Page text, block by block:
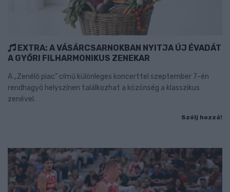
EXTRA: A VÁSÁRCSARNOKBAN NYITJA ÚJ ÉVADÁT
A GYŐRI FILHARMONIKUS ZENEKAR
A „Zenélő piac” című különleges koncerttel szeptember 7-én
rendhagyó helyszínen találkozhat a közönség a klasszikus
zenével.
Szólj hozzá!